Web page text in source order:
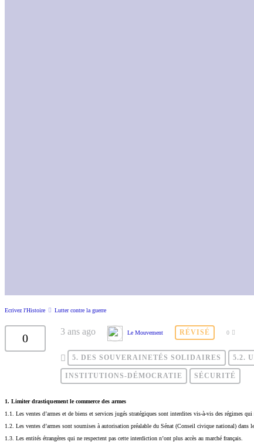
Ecrivez l'Histoire Lutter contre la guerre
0
3 ans ago Le Mouvement RÉVISÉ 0
5. DES SOUVERAINETÉS SOLIDAIRES 5.2.
INSTITUTIONS-DÉMOCRATIE SÉCURITÉ
1. Limiter drastiquement le commerce des armes
1.1. Les ventes d’armes et de biens et services jugés stratégiques sont interdites vis-à-vis des régimes
1.2. Les ventes d’armes sont soumises à autorisation préalable du Sénat (Conseil civique national) dans
1.3. Les entités étrangères qui ne respectent pas cette interdiction n’ont plus accès au marché français.